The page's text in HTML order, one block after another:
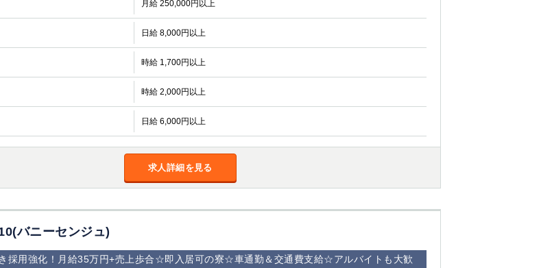
月給 250,000円以上
日給 8,000円以上
時給 1,700円以上
時給 2,000円以上
日給 6,000円以上
求人詳細を見る
バニーセンジュ)
採用強化！月給35万円+売上歩合☆即入居可の寮☆車通勤＆交通費支給☆アルバイトも大歓